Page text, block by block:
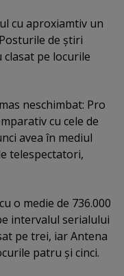
cu aproxiamtiv un
de ştiri
clasat pe locurile
neschimbat: Pro
cu cele de
avea în mediul
telespectatori,
o medie de 736.000
intervalul serialului
pe trei, iar Antena
patru şi cinci.